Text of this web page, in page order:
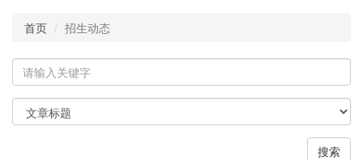
首页 招生动态
关
键
字关
键
字
搜索